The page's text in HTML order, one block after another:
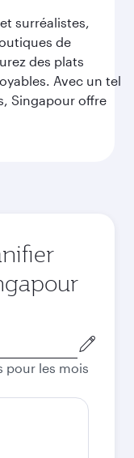
surréalistes,
de
des plats
Avec un tel
Singapour offre
pour les mois